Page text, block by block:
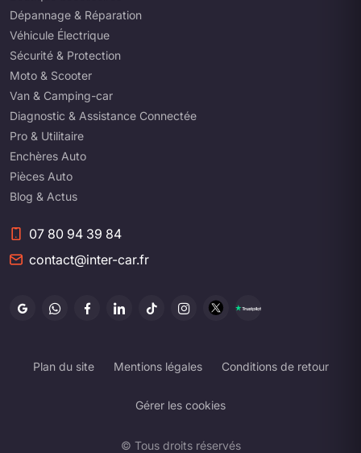
Dépannage & Réparation
Véhicule Électrique
Sécurité & Protection
Moto & Scooter
Van & Camping-car
Diagnostic & Assistance Connectée
Pro & Utilitaire
Enchères Auto
Pièces Auto
Blog & Actus
07 80 94 39 84
contact@inter-car.fr
Plan du site Mentions légales Conditions de retour
Gérer les cookies
© Tous droits réservés